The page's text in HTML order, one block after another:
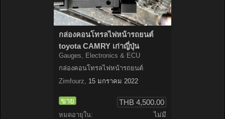
กล่องคอนโทรลไฟหน้ารถยนต์
toyota CAMRY เก่าญี่ปุ่น
Gauges, Electronics & ECU
กล่องคอนโทรลไฟหน้ารถยนต์
Zimfourz
15 มกราคม 2022
ขาย THB 4,500.00
หมดอายุใน:
ไม่มี